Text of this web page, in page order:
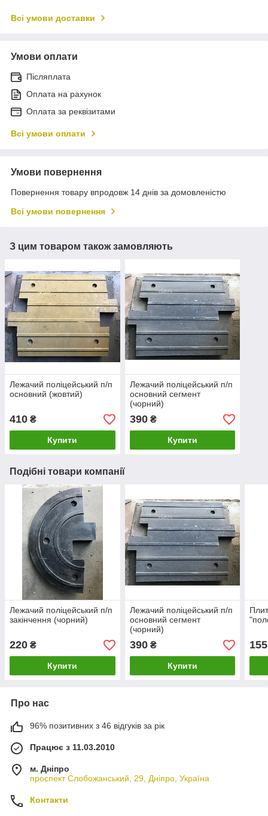
Всі умови доставки
Умови оплати
Післяплата
Оплата на рахунок
Оплата за реквізитами
Всі умови оплати
Умови повернення
Повернення товару впродовж 14 днів за домовленістю
Всі умови повернення
З цим товаром також замовляють
Лежачий поліцейський п/п
основний (жовтий)
410 ₴
Купити
Лежачий поліцейський п/п
основний сегмент
(чорний)
390₴
Купити
Подібні товари компанії
Лежачий поліцейський п/п
закінчення (чорний)
220 ₴
Купити
Лежачий поліцейський п/п
основний сегмент
(чорний)
390₴
Купити
155
Про нас
96% позитивних з 46 відгуків за рік
Працює з 11.03.2010
м. Дніпро
проспект Слобожанський, 29, Дніпро, Україна
Контакти